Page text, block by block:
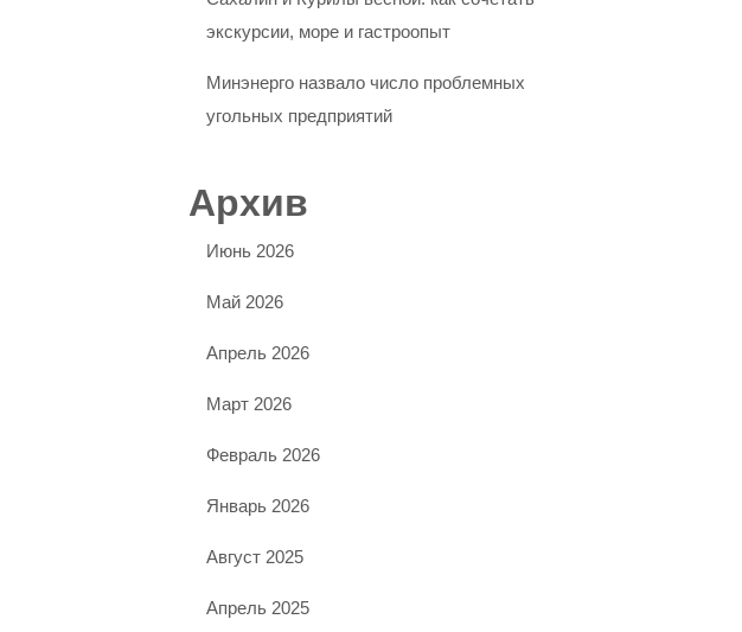
экскурсии, море и гастроопыт
Минэнерго назвало число проблемных
угольных предприятий
Архив
Июнь 2026
Май 2026
Апрель 2026
Март 2026
Февраль 2026
Январь 2026
Август 2025
Апрель 2025